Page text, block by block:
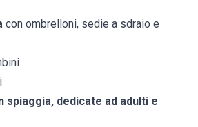
con ombrelloni, sedie a sdraio e
dedicate ad adulti e